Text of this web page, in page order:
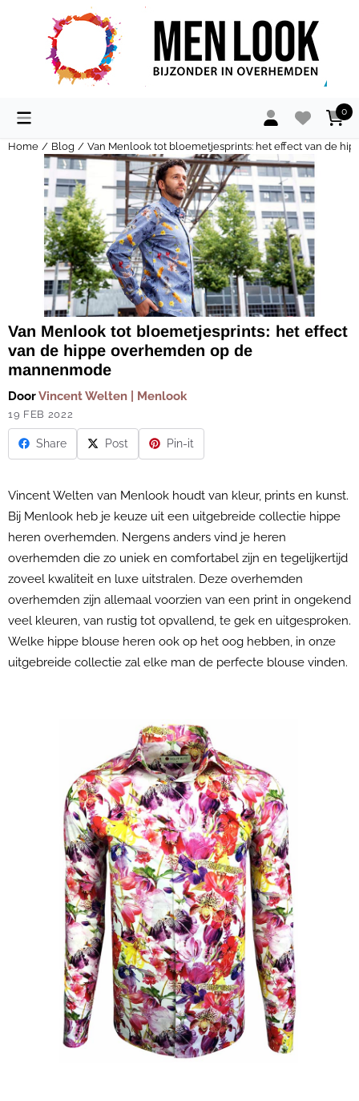
Cookievoorkeuren zijn momenteel gesloten.
0
Home / Blog / Van Menlook tot bloemetjesprints: het effect van de
Van Menlook tot bloemetjesprints: het effect
van de hippe overhemden op de
mannenmode
DoorVincent Welten | Menlook
19 FEB 2022
Share Post Pin-it
Vincent Welten van Menlook houdt van kleur, prints en kunst.
Bij Menlook heb je keuze uit een uitgebreide collectie hippe
heren overhemden. Nergens anders vind je heren
overhemden die zo uniek en comfortabel zijn en tegelijkertijd
zoveel kwaliteit en luxe uitstralen. Deze overhemden
overhemden zijn allemaal voorzien van een print in ongekend
veel kleuren, van rustig tot opvallend, te gek en uitgesproken.
Welke hippe blouse heren ook op het oog hebben, in onze
uitgebreide collectie zal elke man de perfecte blouse vinden.